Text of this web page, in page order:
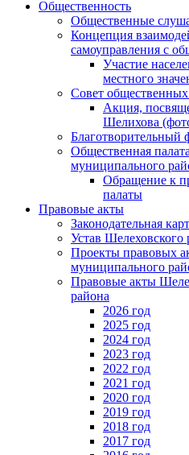
Общественность
Общественные
Концепция
самоуправления с
Участие
местного
Совет
Акция,
Шелихова
Благотворительный
Общественная
муниципального
Обращение к
палаты
Правовые акты
Законодательная
Устав Шелеховского
Проекты правовых
муниципального
Правовые акты
района
2026 год
2025 год
2024 год
2023 год
2022 год
2021 год
2020 год
2019 год
2018 год
2017 год